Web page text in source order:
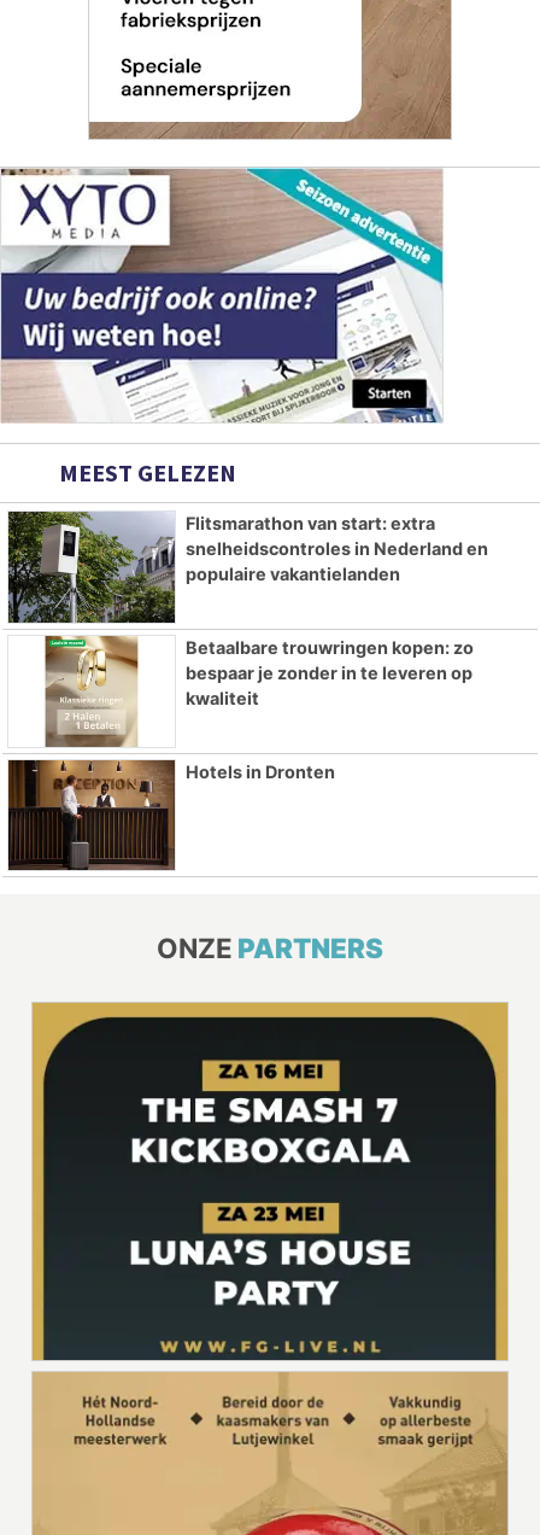
MEEST GELEZEN
Flitsmarathon van start: extra
snelheidscontroles in Nederland en
populaire vakantielanden
Betaalbare trouwringen kopen: zo
bespaar je zonder in te leveren op
kwaliteit
Hotels in Dronten
ONZE PARTNERS